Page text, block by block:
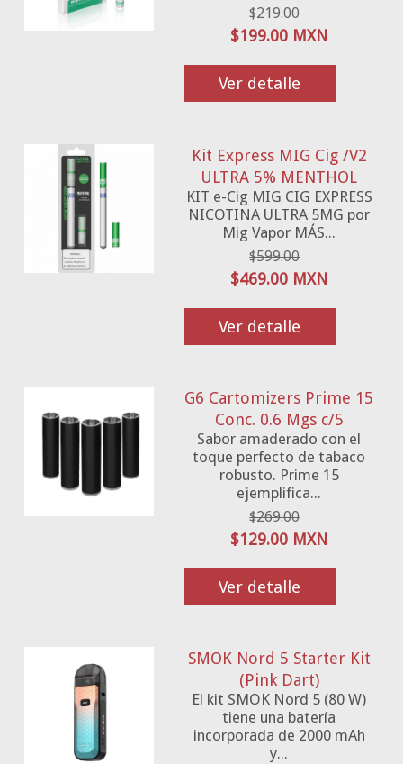
$219.00
$199.00 MXN
Ver detalle
Kit Express MIG Cig /V2
ULTRA 5% MENTHOL
KIT e-Cig MIG CIG EXPRESS
NICOTINA ULTRA 5MG por
Mig Vapor MÁS...
$599.00
$469.00 MXN
Ver detalle
G6 Cartomizers Prime 15
Conc. 0.6 Mgs c/5
Sabor amaderado con el
toque perfecto de tabaco
robusto. Prime 15
ejemplifica...
$269.00
$129.00 MXN
Ver detalle
SMOK Nord 5 Starter Kit
(Pink Dart)
El kit SMOK Nord 5 (80 W)
tiene una batería
incorporada de 2000 mAh
y...